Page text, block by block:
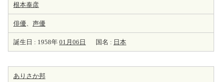
根本泰彦
俳優、 声優
誕生日 : 1958年 01月06日 国名 : 日本
ありさか邦